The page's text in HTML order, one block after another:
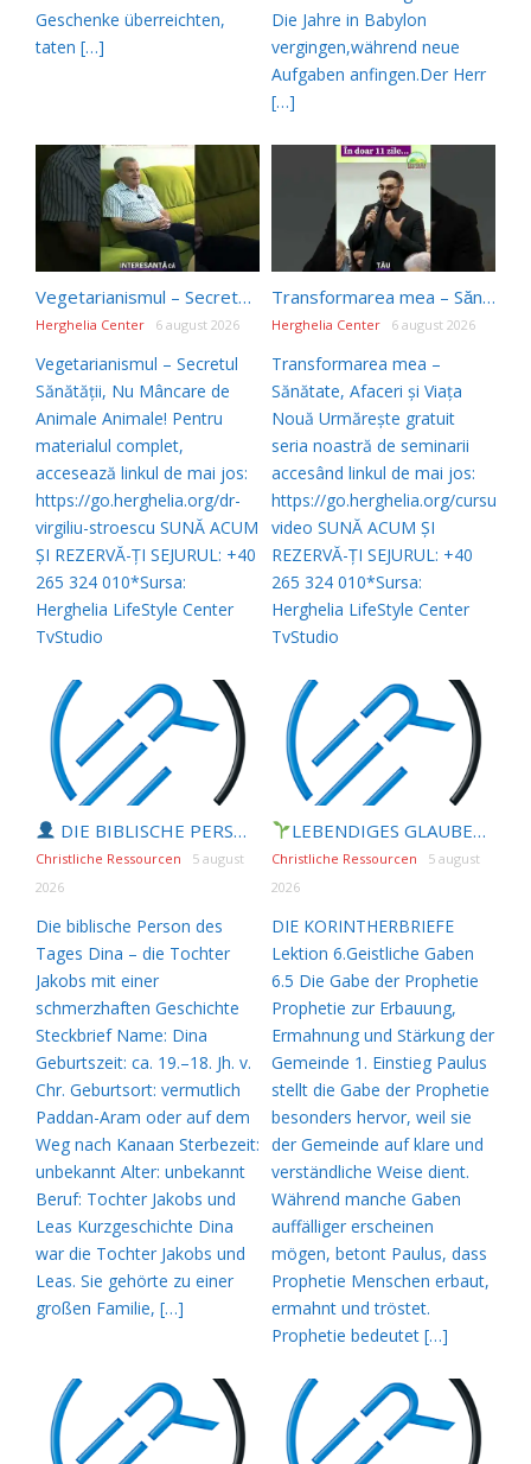
Geschenke überreichten,
taten […]
Die Jahre in Babylon
vergingen,während neue
Aufgaben anfingen.Der Herr
[…]
Vegetarianismul – Secretul Sănătății, Nu Mâncare de Animale Animale! #shorts
Herghelia Center 6 august 2026
Vegetarianismul – Secretul
Sănătății, Nu Mâncare de
Animale Animale! Pentru
materialul complet,
accesează linkul de mai jos:
https://go.herghelia.org/dr-
virgiliu-stroescu SUNĂ ACUM
ȘI REZERVĂ-ȚI SEJURUL: +40
265 324 010*Sursa:
Herghelia LifeStyle Center
TvStudio
Transformarea mea – Sănătate, Afaceri și Viața Nouă
Herghelia Center 6 august 2026
Transformarea mea –
Sănătate, Afaceri și Viața
Nouă Urmărește gratuit
seria noastră de seminarii
accesând linkul de mai jos:
https://go.herghelia.org/cursuri-
video SUNĂ ACUM ȘI
REZERVĂ-ȚI SEJURUL: +40
265 324 010*Sursa:
Herghelia LifeStyle Center
TvStudio
DIE BIBLISCHE PERSON DES TAGES | 06.08.2026 |
Christliche Ressourcen
5 august
2026
Die biblische Person des
Tages Dina – die Tochter
Jakobs mit einer
schmerzhaften Geschichte
Steckbrief Name: Dina
Geburtszeit: ca. 19.–18. Jh. v.
Chr. Geburtsort: vermutlich
Paddan-Aram oder auf dem
Weg nach Kanaan Sterbezeit:
unbekannt Alter: unbekannt
Beruf: Tochter Jakobs und
Leas Kurzgeschichte Dina
war die Tochter Jakobs und
Leas. Sie gehörte zu einer
großen Familie, […]
LEBENDIGES GLAUBENSLEBEN |
Christliche Ressourcen
5 august
2026
DIE KORINTHERBRIEFE
Lektion 6.Geistliche Gaben
6.5 Die Gabe der Prophetie
Prophetie zur Erbauung,
Ermahnung und Stärkung der
Gemeinde 1. Einstieg Paulus
stellt die Gabe der Prophetie
besonders hervor, weil sie
der Gemeinde auf klare und
verständliche Weise dient.
Während manche Gaben
auffälliger erscheinen
mögen, betont Paulus, dass
Prophetie Menschen erbaut,
ermahnt und tröstet.
Prophetie bedeutet […]